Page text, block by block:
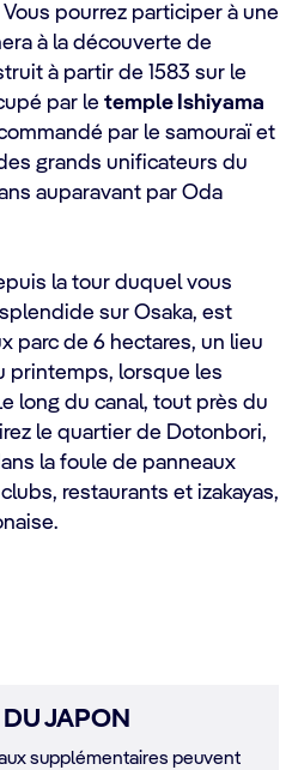
pourrez participer à une
à la découverte de
à partir de 1583 sur le
par le temple Ishiyama
par le samouraï et
grands unificateurs du
auparavant par Oda
la tour duquel vous
sur Osaka, est
parc de 6 hectares, un lieu
printemps, lorsque les
long du canal, tout près du
le quartier de Dotonbori,
la foule de panneaux
restaurants et izakayas,
JAPON
supplémentaires peuvent